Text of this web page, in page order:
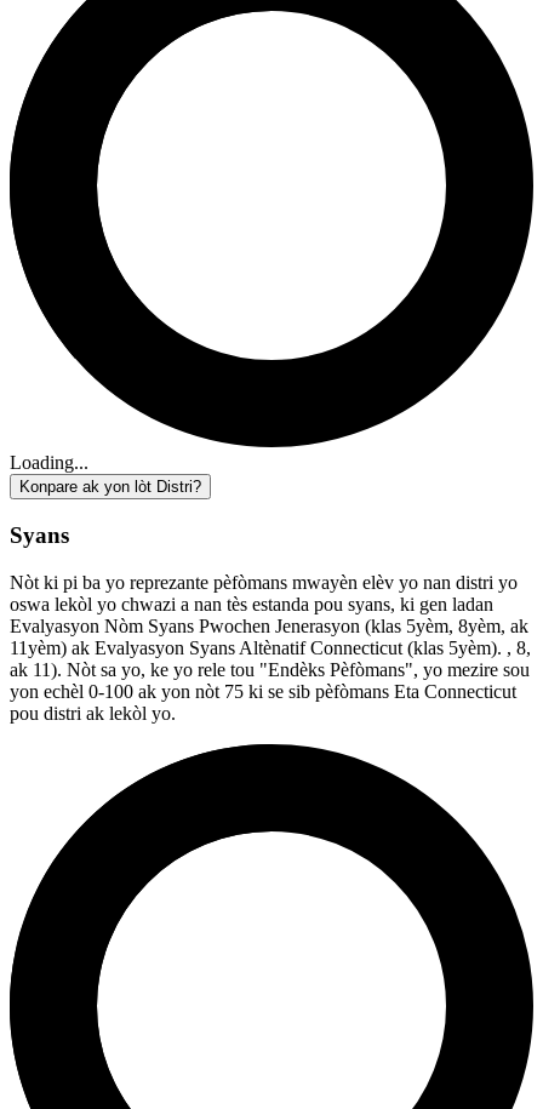
Loading...
Konpare ak yon lòt Distri?
Syans
Nòt ki pi ba yo reprezante pèfòmans mwayèn elèv yo nan distri yo
oswa lekòl yo chwazi a nan tès estanda pou syans, ki gen ladan
Evalyasyon Nòm Syans Pwochen Jenerasyon (klas 5yèm, 8yèm, ak
11yèm) ak Evalyasyon Syans Altènatif Connecticut (klas 5yèm). , 8,
ak 11). Nòt sa yo, ke yo rele tou "Endèks Pèfòmans", yo mezire sou
yon echèl 0-100 ak yon nòt 75 ki se sib pèfòmans Eta Connecticut
pou distri ak lekòl yo.